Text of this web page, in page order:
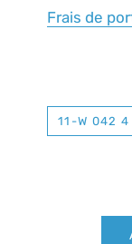
Frais de
11-W 042